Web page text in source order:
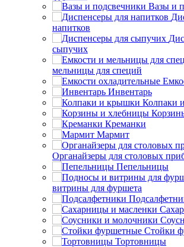
Вазы и
напитков
сыпучих
мельницы для специй
Инвентарь
Колпаки
Креманки
Мармит
Органайзеры для столовых
Пепельницы
витрины для фуршета
Стойки
Тортовницы